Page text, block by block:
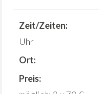
Zeit/Zeiten:
Uhr
Ort:
Preis: